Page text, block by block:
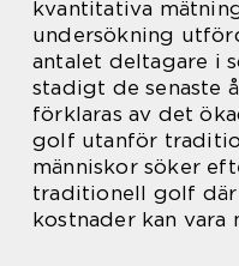
kvantitativa
undersökning
antalet deltagare i
stadigt de senaste
förklaras av det
golf utanför
människor söker
traditionell golf där
kostnader kan vara